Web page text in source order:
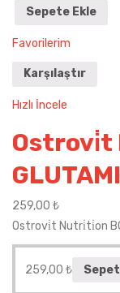
Sepete Ekle
Favorilerim
Karşılaştır
Hızlı İncele
Ostrovi̇t
259,00 ₺
Ostrovi̇t Nutri̇ti̇on
259,00 ₺